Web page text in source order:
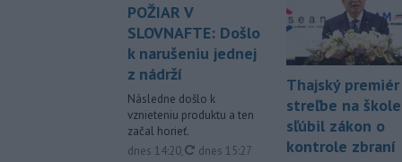
POŽIAR V
SLOVNAFTE: Došlo
k narušeniu jednej
z nádrží
Následne došlo k
vznieteniu produktu a ten
začal horieť.
dnes 14:20, aktualizované
dnes 15:27
Thajský
streľbe na škole
sľúbil zákon o
kontrole zbraní